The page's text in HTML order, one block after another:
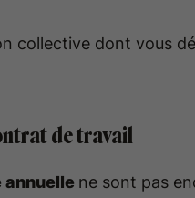
collective dont vous
de travail
annuelle ne sont pas